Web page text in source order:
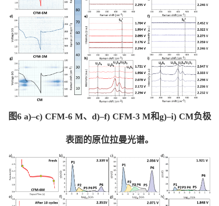
图6 a)–c) CFM-6 M、d)–f) CFM-3 M和g)–i) CM负极
表面的原位拉曼光谱。